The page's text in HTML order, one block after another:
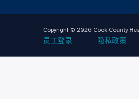
Copyright © 2026 Cook County
员工登录 隐私政策